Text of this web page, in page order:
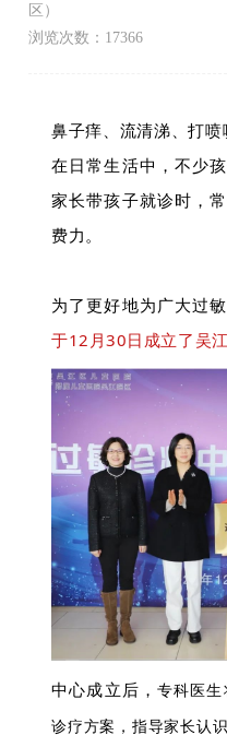
区）
浏览次数：17366
鼻子痒、流清涕、打
在日常生活中，不少
家长带孩子就诊时，
费力。
为了更好地为广大过
于12月30日成立了吴
中心成立后， 专科医
诊疗方案，指导家长认